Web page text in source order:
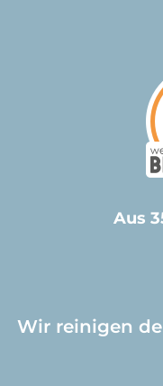
Aus
Wir reinigen